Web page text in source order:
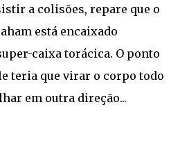
a colisões, repare que o
está encaixado
caixa torácica. O ponto
teria que virar o corpo todo
em outra direção...